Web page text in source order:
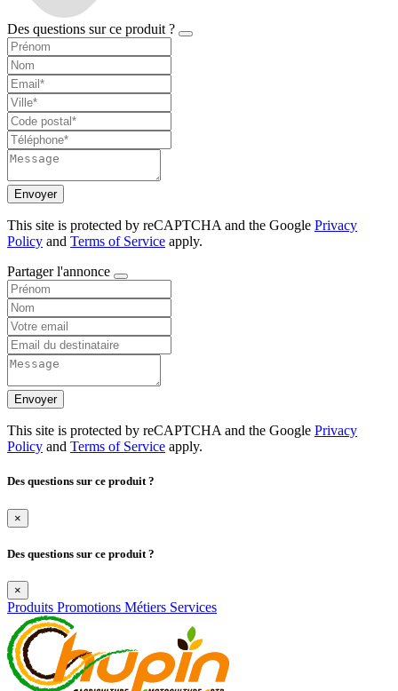
Des questions sur ce produit ?
Envoyer
This site is protected by reCAPTCHA and the Google Privacy
Policy and Terms of Service apply.
Partager l'annonce
Envoyer
This site is protected by reCAPTCHA and the Google Privacy
Policy and Terms of Service apply.
Des questions sur ce produit ?
×
Des questions sur ce produit ?
×
Produits Promotions Métiers Services